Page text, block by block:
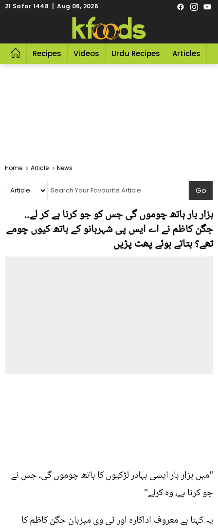
21 Safar 1448 | Aug 06, 2026
Recipes Videos Urdu Recipes Articles
Home Article News
ہزار بار ہاتھ چوموں گی جس کو جو کرنا ہے کر لے..
جگن کاظم نے اے ایس پی شہربانو کے ہاتھ کیوں چومے
تھے؟ بتاتے ہوئے پھٹ پڑیں
"میں ہزار بار ایسی بہادر لڑکیوں کا ہاتھ چوموں گی، جس نے
جو کرنا ہے، وہ کرلے"
یہ کہنا ہے معروف اداکارہ اور ٹی وی میزبان جگن کاظم کا